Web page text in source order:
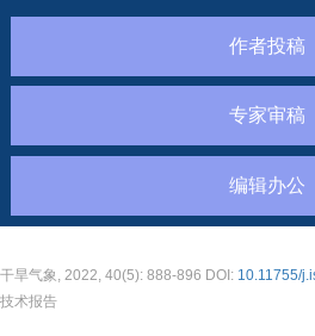
作者投稿
专家审稿
编辑办公
干旱气象, 2022, 40(5): 888-896 DOI: 10.11755/
技术报告